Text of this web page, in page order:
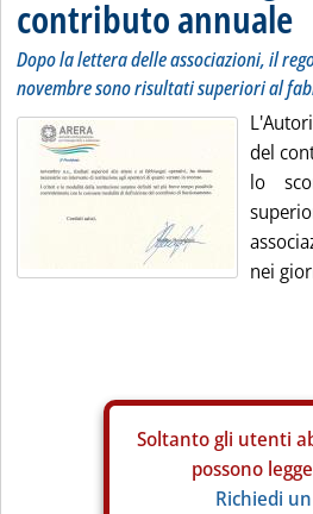
contributo annuale
Dopo la lettera delle associazioni, il
novembre sono risultati superiori al
del
lo
nei
Soltanto gli utenti
possono
Richiedi